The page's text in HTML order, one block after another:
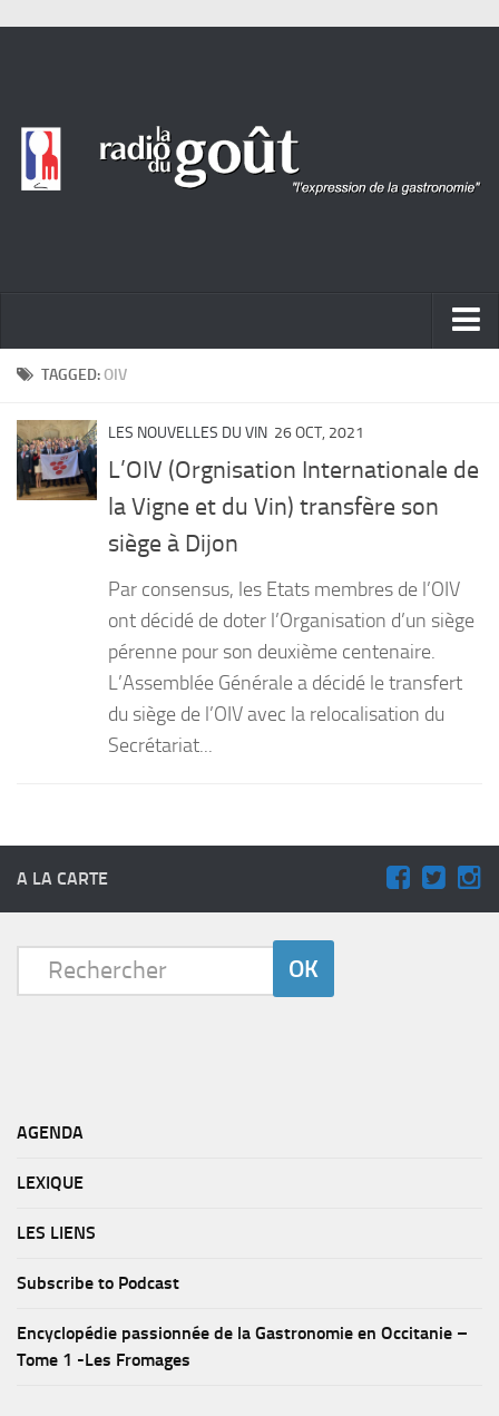
ACTUALITÉ
PORTRAITS
LIVRES
Desserts
TAGGED:OIV
LES NOUVELLES DU VIN 26 OCT, 2021
L’OIV (Orgnisation Internationale de
la Vigne et du Vin) transfère son
siège à Dijon
Par consensus, les Etats membres de l’OIV
ont décidé de doter l’Organisation d’un siège
pérenne pour son deuxième centenaire.
L’Assemblée Générale a décidé le transfert
du siège de l’OIV avec la relocalisation du
Secrétariat...
A LA CARTE
AGENDA
LEXIQUE
LES LIENS
Subscribe to Podcast
Encyclopédie passionnée de la Gastronomie en Occitanie –
Tome 1 -Les Fromages